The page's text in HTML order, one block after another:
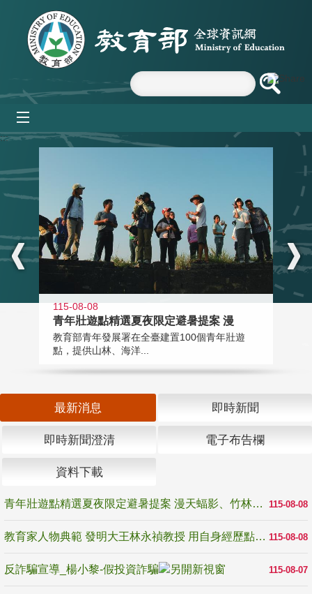
跳到主要內容區塊
:::
115-08-08
青年壯遊點精選夏夜限定避暑提案 漫
教育部青年發展署在全臺建置100個青年壯遊
點，提供山林、海洋...
最新消息 即時新聞
即時新聞澄清 電子布告欄
資料下載
115-08-08
青年壯遊點精選夏夜限定避暑提案 漫天蝠影、竹林尋蛙、茶香夜觀 邀青年暮色出發
115-08-08
教育家人物典範 發明大王林永禎教授 用自身經歷點亮學生的路
115-08-07
反詐騙宣導_楊小黎-假投資詐騙